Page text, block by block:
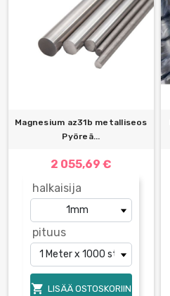
Magnesium az31b metalliseos
Pyöreä...
2 055,69 €
halkaisija
pituus
 LISÄÄ OSTOSKORIIN